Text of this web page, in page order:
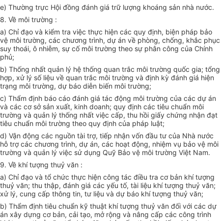
e) Thường trực Hội đồng đánh giá trữ lượng khoáng sản nhà nước.
8. Về môi trường :
a) Chỉ đạo và kiểm tra việc thực hiện các quy định, biện pháp bảo
vệ môi trường, các chương trình, dự án về phòng, chống, khắc phục
suy thoái, ô nhiễm, sự cố môi trường theo sự phân công của Chính
phủ;
b) Thống nhất quản lý hệ thống quan trắc môi trường quốc gia; tổng
hợp, xử lý số liệu về quan trắc môi trường và định kỳ đánh giá hiện
trạng môi trường, dự báo diễn biến môi trường;
c) Thẩm định báo cáo đánh giá tác động môi trường của các dự án
và các cơ sở sản xuất, kinh doanh; quy định các tiêu chuẩn môi
trường và quản lý thống nhất việc cấp, thu hồi giấy chứng nhận đạt
tiêu chuẩn môi trường theo quy định của pháp luật;
d) Vận động các nguồn tài trợ, tiếp nhận vốn đầu tư của Nhà nước
hỗ trợ các chương trình, dự án, các hoạt động, nhiệm vụ bảo vệ môi
trường và quản lý việc sử dụng Quỹ Bảo vệ môi trường Việt Nam.
9. Về khí tượng thuỷ văn :
a) Chỉ đạo và tổ chức thực hiện công tác điều tra cơ bản khí tượng
thuỷ văn; thu thập, đánh giá các yếu tố, tài liệu khí tượng thuỷ văn;
xử lý, cung cấp thông tin, tư liệu và dự báo khí tượng thuỷ văn;
b) Thẩm định tiêu chuẩn kỹ thuật khí tượng thuỷ văn đối với các dự
án xây dựng cơ bản, cải tạo, mở rộng và nâng cấp các công trình